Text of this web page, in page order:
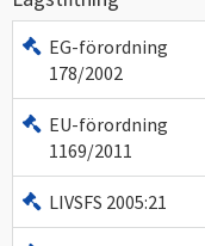
EG-förordning
178/2002
EU-förordning
1169/2011
LIVSFS 2005:21